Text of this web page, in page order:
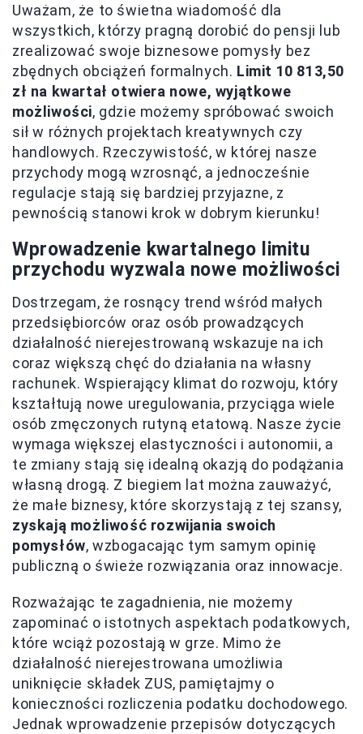
Uważam, że to świetna wiadomość dla
wszystkich, którzy pragną dorobić do pensji lub
zrealizować swoje biznesowe pomysły bez
zbędnych obciążeń formalnych. Limit 10 813,50
zł na kwartał otwiera nowe, wyjątkowe
możliwości, gdzie możemy spróbować swoich
sił w różnych projektach kreatywnych czy
handlowych. Rzeczywistość, w której nasze
przychody mogą wzrosnąć, a jednocześnie
regulacje stają się bardziej przyjazne, z
pewnością stanowi krok w dobrym kierunku!
Wprowadzenie kwartalnego limitu
przychodu wyzwala nowe możliwości
Dostrzegam, że rosnący trend wśród małych
przedsiębiorców oraz osób prowadzących
działalność nierejestrowaną wskazuje na ich
coraz większą chęć do działania na własny
rachunek. Wspierający klimat do rozwoju, który
kształtują nowe uregulowania, przyciąga wiele
osób zmęczonych rutyną etatową. Nasze życie
wymaga większej elastyczności i autonomii, a
te zmiany stają się idealną okazją do podążania
własną drogą. Z biegiem lat można zauważyć,
że małe biznesy, które skorzystają z tej szansy,
zyskają możliwość rozwijania swoich
pomysłów, wzbogacając tym samym opinię
publiczną o świeże rozwiązania oraz innowacje.
Rozważając te zagadnienia, nie możemy
zapominać o istotnych aspektach podatkowych,
które wciąż pozostają w grze. Mimo że
działalność nierejestrowana umożliwia
uniknięcie składek ZUS, pamiętajmy o
konieczności rozliczenia podatku dochodowego.
Jednak wprowadzenie przepisów dotyczących